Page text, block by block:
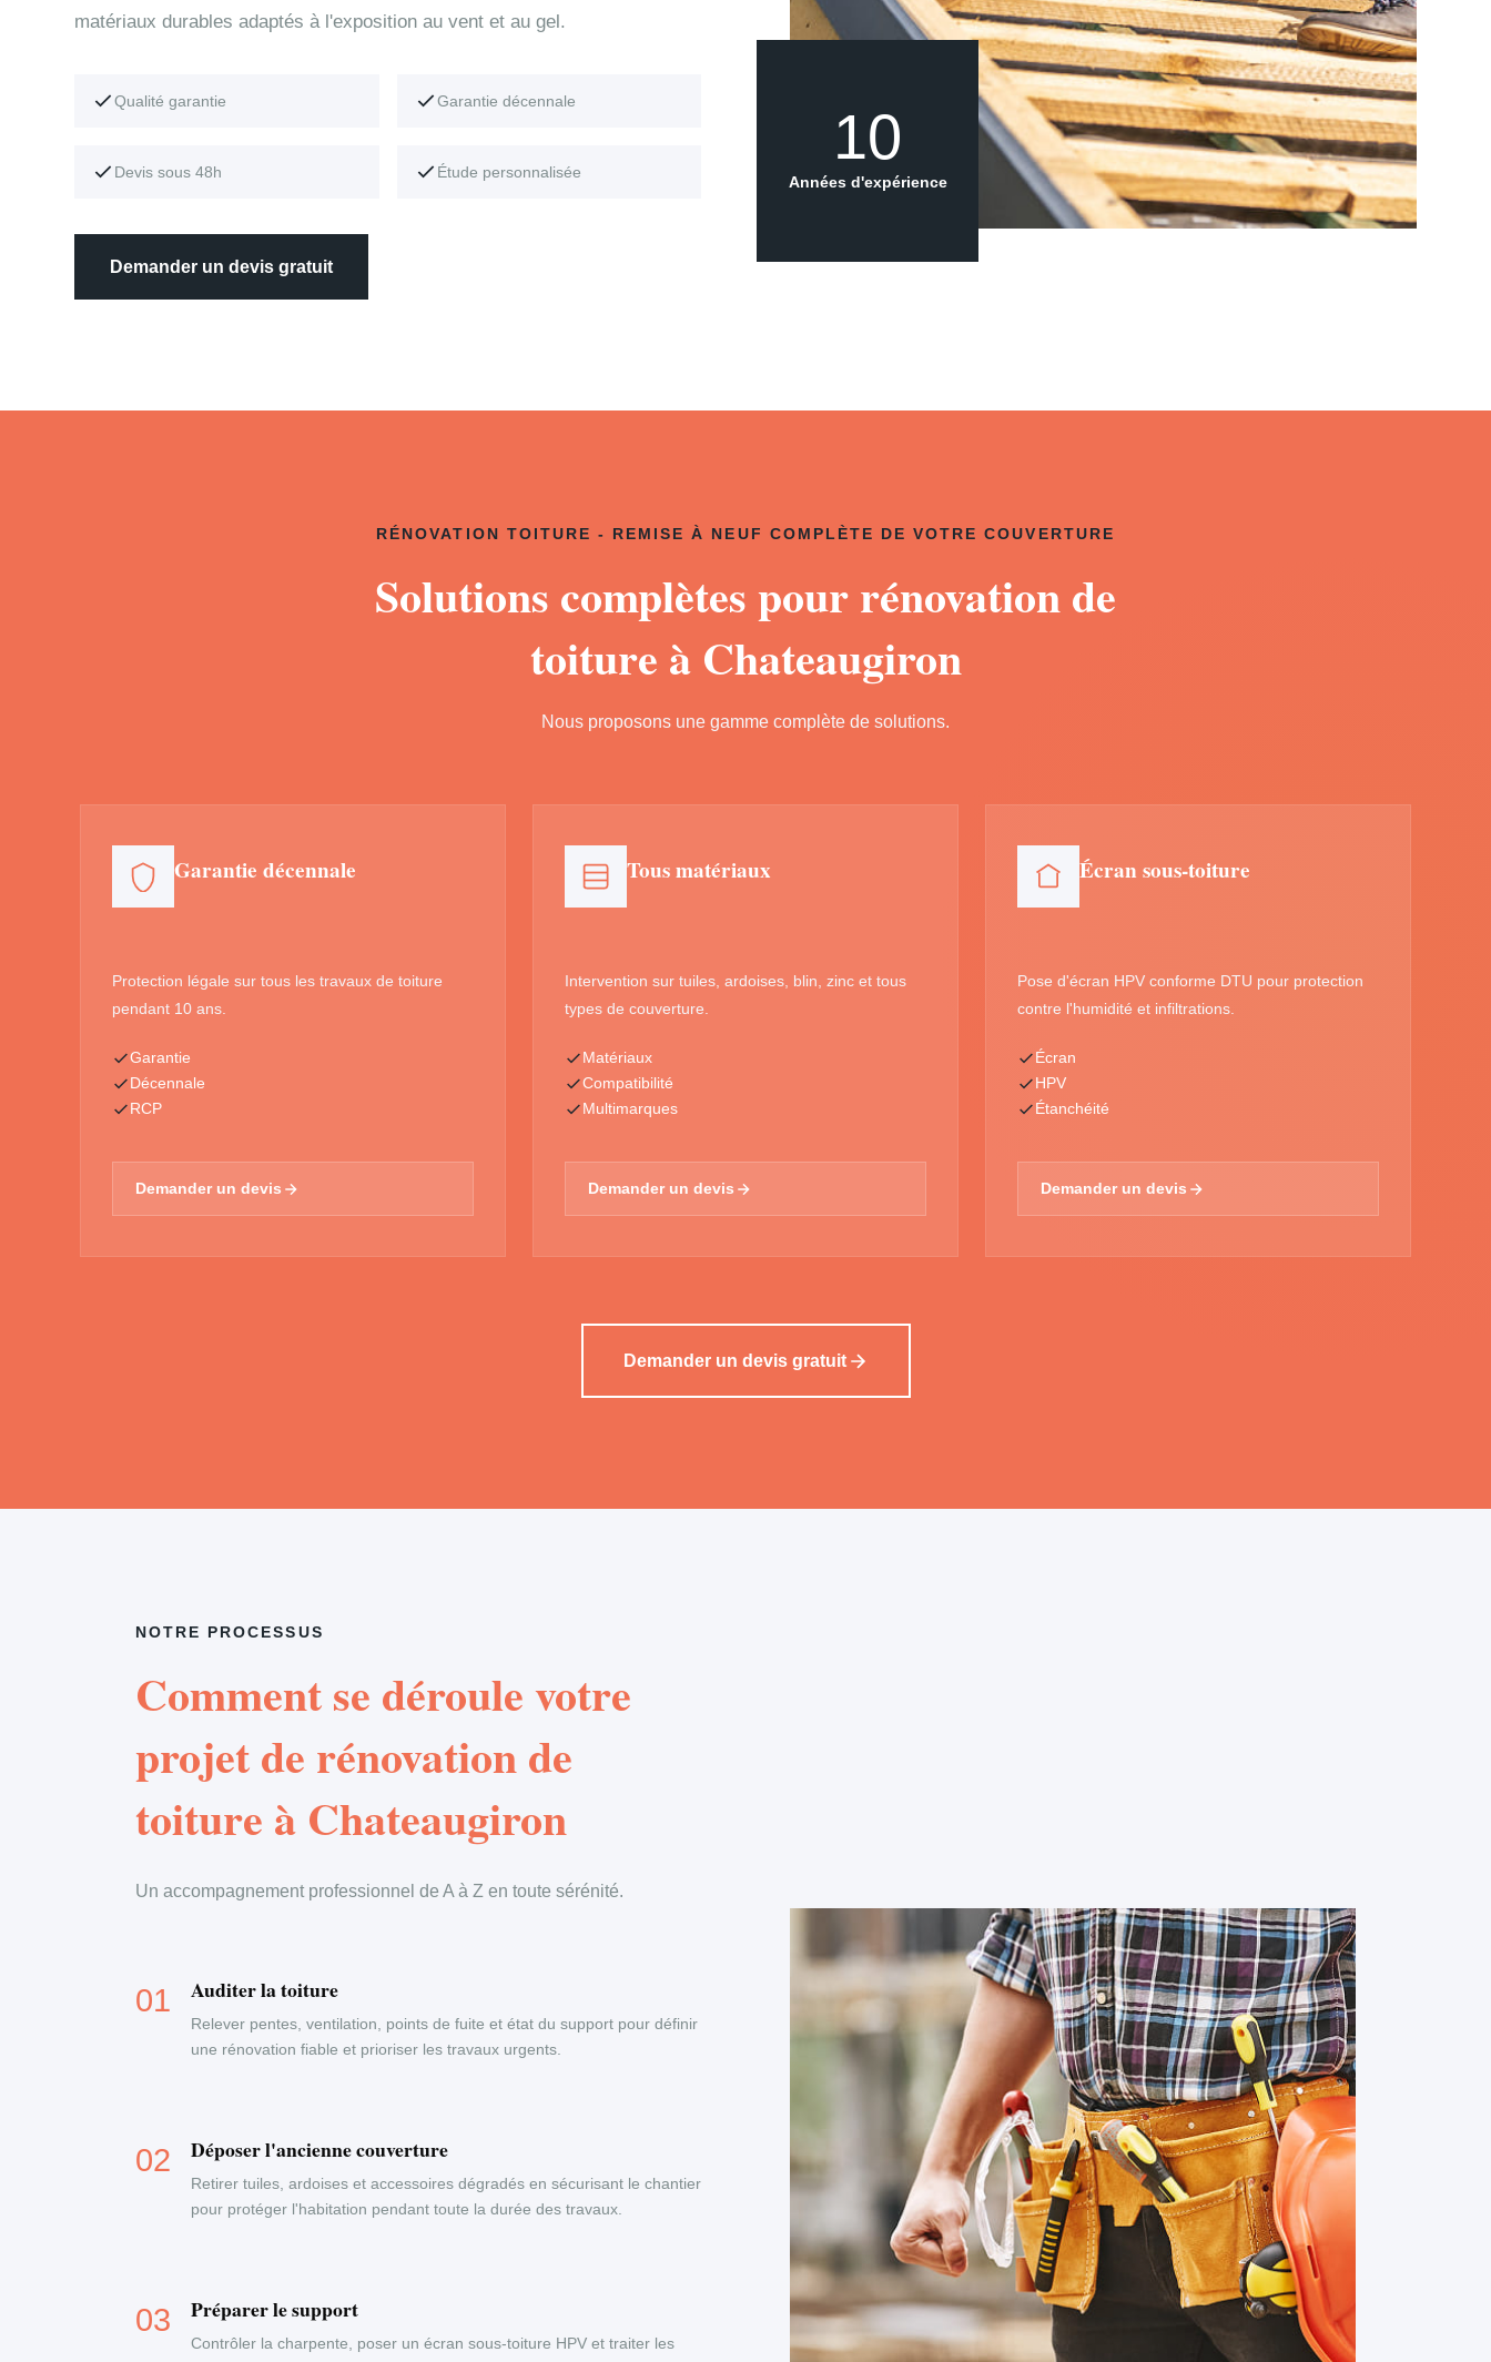
matériaux durables adaptés à l'exposition au vent et au gel.
Qualité garantie Garantie décennale
Devis sous 48h Étude personnalisée
Demander un devis gratuit
10
Années d'expérience
RÉNOVATION TOITURE - REMISE À NEUF COMPLÈTE DE VOTRE COUVERTURE
Solutions complètes pour rénovation de
toiture à Chateaugiron
Nous proposons une gamme complète de solutions.
Garantie décennale
Protection légale sur tous les travaux de toiture
pendant 10 ans.
Garantie
Décennale
RCP
Demander un devis
Tous matériaux
Intervention sur tuiles, ardoises, blin, zinc et tous
types de couverture.
Matériaux
Compatibilité
Multimarques
Demander un devis
Écran sous-toiture
Pose d'écran HPV conforme DTU pour protection
contre l'humidité et infiltrations.
Écran
HPV
Étanchéité
Demander un devis
Demander un devis gratuit
NOTRE PROCESSUS
Comment se déroule votre
projet de rénovation de
toiture à Chateaugiron
Un accompagnement professionnel de A à Z en toute sérénité.
Auditer la toiture
Relever pentes, ventilation, points de fuite et état du support pour définir
une rénovation fiable et prioriser les travaux urgents.
Déposer l'ancienne couverture
Retirer tuiles, ardoises et accessoires dégradés en sécurisant le chantier
pour protéger l'habitation pendant toute la durée des travaux.
Préparer le support
Contrôler la charpente, poser un écran sous-toiture HPV et traiter les